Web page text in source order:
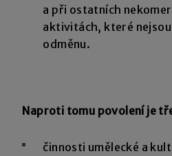
a při ostatních
aktivitách, které
odměnu.
Naproti tomu povolení je
činnosti umělecké a